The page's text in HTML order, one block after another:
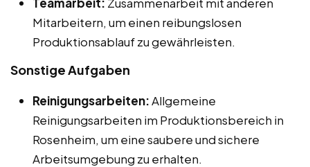
Mitarbeitern, um einen reibungslosen
Produktionsablauf zu gewährleisten.
Sonstige Aufgaben
Reinigungsarbeiten:Allgemeine
Reinigungsarbeiten im Produktionsbereich in
Rosenheim, um eine saubere und sichere
Arbeitsumgebung zu erhalten.